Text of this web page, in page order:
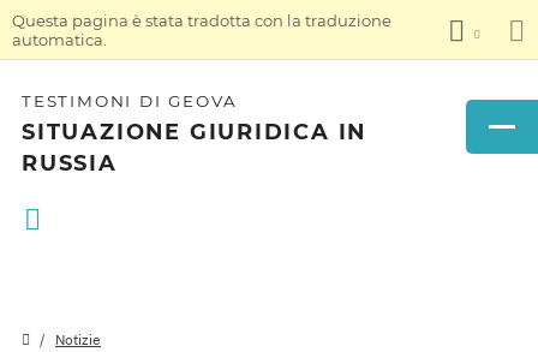
Questa pagina è stata tradotta con la traduzione
automatica.
TESTIMONI DI GEOVA
SITUAZIONE GIURIDICA IN
RUSSIA
Notizie